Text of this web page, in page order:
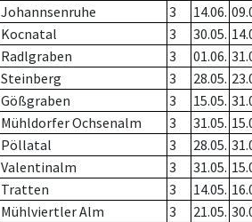
Johannsenruhe 3 14.06.
Kocnatal 3 30.05.
Radlgraben 3 01.06.
Steinberg 3 28.05.
Gößgraben 3 15.05.
Mühldorfer Ochsenalm 3 31.05.
Pöllatal 3 28.05.
Valentinalm 3 31.05.
Tratten 3 14.05.
Mühlviertler Alm 3 21.05.